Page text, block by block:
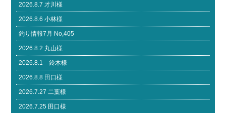
2026.8.7 才川様
2026.8.6 小林様
釣り情報7月 No,405
2026.8.2 丸山様
2026.8.1 鈴木様
2026.8.8 田口様
2026.7.27 二葉様
2026.7.25 田口様